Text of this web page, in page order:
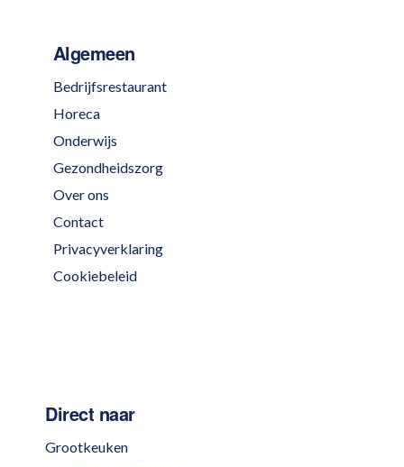
Algemeen
Bedrijfsrestaurant
Horeca
Onderwijs
Gezondheidszorg
Over ons
Contact
Privacyverklaring
Cookiebeleid
Direct naar
Grootkeuken